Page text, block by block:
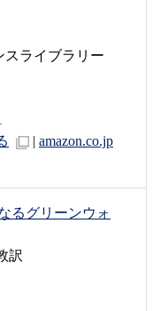
スライブラリー
| amazon.co.jp
るグリーンウォ
訳